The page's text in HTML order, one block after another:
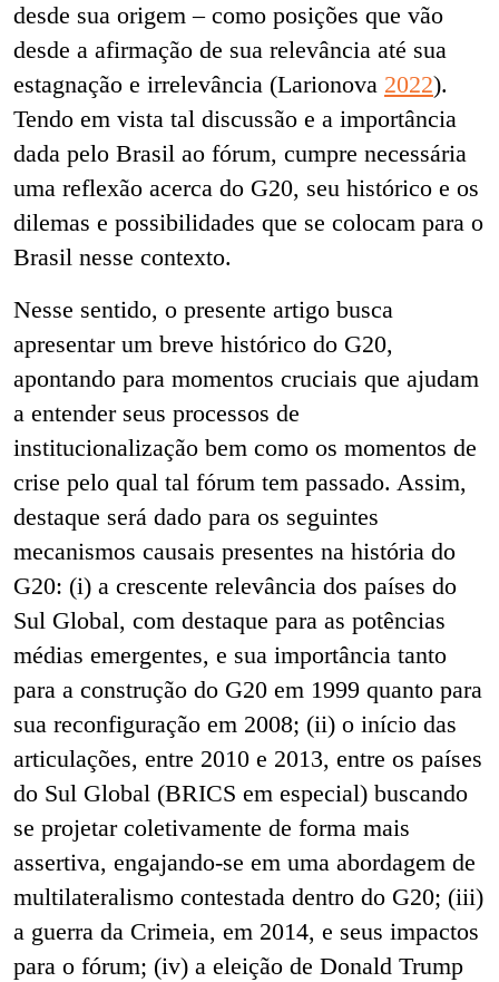
desde sua origem – como posições que vão
desde a afirmação de sua relevância até sua
estagnação e irrelevância (Larionova 2022).
Tendo em vista tal discussão e a importância
dada pelo Brasil ao fórum, cumpre necessária
uma reflexão acerca do G20, seu histórico e os
dilemas e possibilidades que se colocam para o
Brasil nesse contexto.
Nesse sentido, o presente artigo busca
apresentar um breve histórico do G20,
apontando para momentos cruciais que ajudam
a entender seus processos de
institucionalização bem como os momentos de
crise pelo qual tal fórum tem passado. Assim,
destaque será dado para os seguintes
mecanismos causais presentes na história do
G20: (i) a crescente relevância dos países do
Sul Global, com destaque para as potências
médias emergentes, e sua importância tanto
para a construção do G20 em 1999 quanto para
sua reconfiguração em 2008; (ii) o início das
articulações, entre 2010 e 2013, entre os países
do Sul Global (BRICS em especial) buscando
se projetar coletivamente de forma mais
assertiva, engajando-se em uma abordagem de
multilateralismo contestada dentro do G20; (iii)
a guerra da Crimeia, em 2014, e seus impactos
para o fórum; (iv) a eleição de Donald Trump